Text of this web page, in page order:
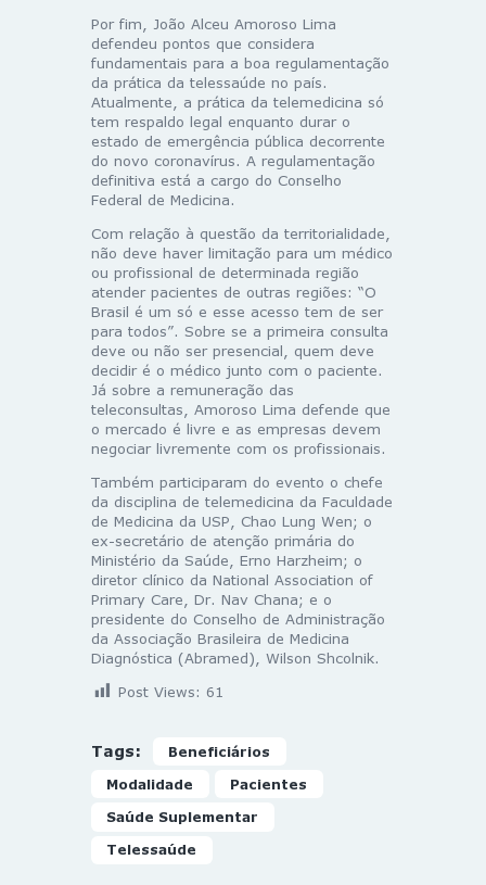
Por fim, João Alceu Amoroso Lima
defendeu pontos que considera
fundamentais para a boa regulamentação
da prática da telessaúde no país.
Atualmente, a prática da telemedicina só
tem respaldo legal enquanto durar o
estado de emergência pública decorrente
do novo coronavírus. A regulamentação
definitiva está a cargo do Conselho
Federal de Medicina.
Com relação à questão da territorialidade,
não deve haver limitação para um médico
ou profissional de determinada região
atender pacientes de outras regiões: “O
Brasil é um só e esse acesso tem de ser
para todos”. Sobre se a primeira consulta
deve ou não ser presencial, quem deve
decidir é o médico junto com o paciente.
Já sobre a remuneração das
teleconsultas, Amoroso Lima defende que
o mercado é livre e as empresas devem
negociar livremente com os profissionais.
Também participaram do evento o chefe
da disciplina de telemedicina da Faculdade
de Medicina da USP, Chao Lung Wen; o
ex-secretário de atenção primária do
Ministério da Saúde, Erno Harzheim; o
diretor clínico da National Association of
Primary Care, Dr. Nav Chana; e o
presidente do Conselho de Administração
da Associação Brasileira de Medicina
Diagnóstica (Abramed), Wilson Shcolnik.
Post Views: 61
Tags: Beneficiários
Modalidade Pacientes
Saúde Suplementar
Telessaúde